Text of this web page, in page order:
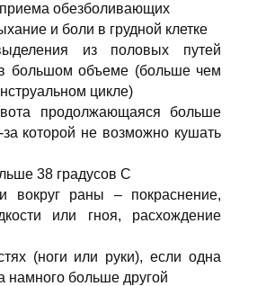
обезболивающих
и боли в грудной клетке
из половых путей
большом объеме (больше чем
цикле)
продолжающаяся больше
которой не возможно кушать
38 градусов С
вокруг раны – покраснение,
или гноя, расхождение
(ноги или руки), если одна
намного больше другой